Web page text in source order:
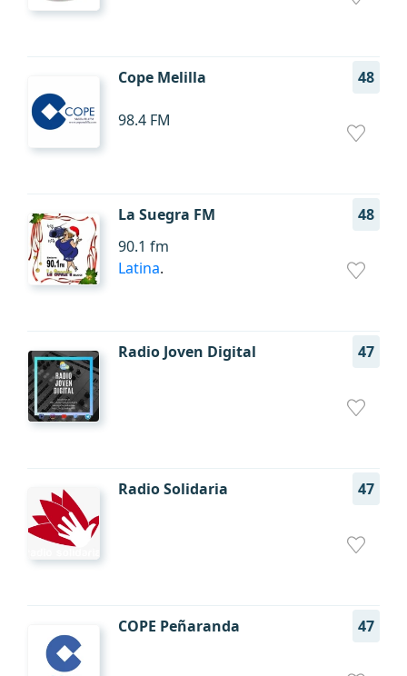
Cope Melilla 48
98.4 FM
La Suegra FM
48
90.1 fm
Latina.
Radio Joven Digital 47
Radio Solidaria 47
COPE Peñaranda 47